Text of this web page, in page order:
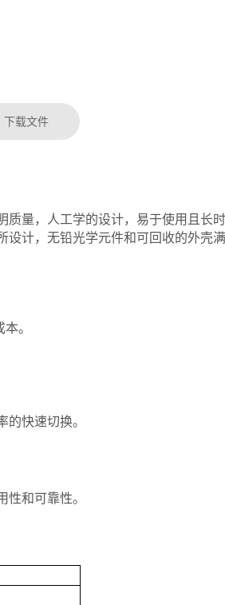
下载文件
量，
人工学的设计， 易于使用且长
设计，无铅光学元件和可回收的外壳
。
的快速切换。
和可靠性。